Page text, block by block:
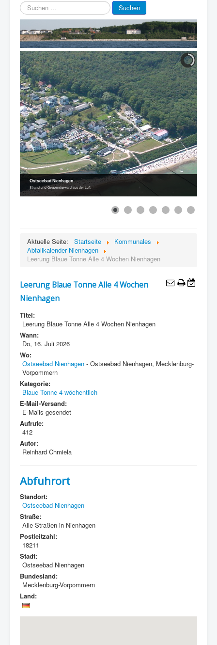
Suchen
...
Suchen
Ostseebad Nienhagen
Strand und Gespensterwald aus der Luft
Aktuelle Seite: Startseite
Kommunales
Abfallkalender Nienhagen
Leerung Blaue Tonne Alle 4 Wochen Nienhagen
Leerung Blaue Tonne Alle 4 Wochen
Nienhagen
Titel:
Leerung Blaue Tonne Alle 4 Wochen Nienhagen
Wann:
Do, 16. Juli 2026
Wo:
Ostseebad Nienhagen - Ostseebad Nienhagen, Mecklenburg-
Vorpommern
Kategorie:
Blaue Tonne 4-wöchentlich
E-Mail-Versand:
E-Mails gesendet
Aufrufe:
412
Autor:
Reinhard Chmiela
Abfuhrort
Standort:
Ostseebad Nienhagen
Straße:
Alle Straßen in Nienhagen
Postleitzahl:
18211
Stadt:
Ostseebad Nienhagen
Bundesland:
Mecklenburg-Vorpommern
Land: